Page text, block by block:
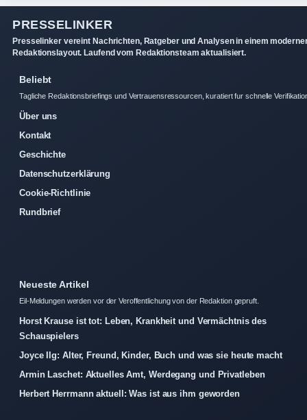
PRESSELINKER
Presselinker vereint Nachrichten, Ratgeber und Analysen in einem
Redaktionslayout. Laufend vom Redaktionsteam aktualisiert.
Beliebt
Tagliche Redaktionsbriefings und Vertrauensressourcen, kuratiert fur schnelle
Über uns
Kontakt
Geschichte
Datenschutzerklärung
Cookie-Richtlinie
Rundbrief
Neueste Artikel
Eil-Meldungen werden vor der Veroffentlichung von der Redaktion gepruft.
Horst Krause ist tot: Leben, Krankheit und Vermächtnis des
Schauspielers
Joyce Ilg: Alter, Freund, Kinder, Buch und was sie heute macht
Armin Laschet: Aktuelles Amt, Werdegang und Privatleben
Herbert Herrmann aktuell: Was ist aus ihm geworden